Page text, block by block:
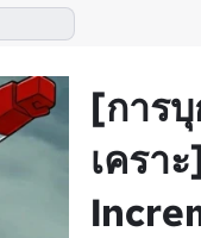
[การ
เครา